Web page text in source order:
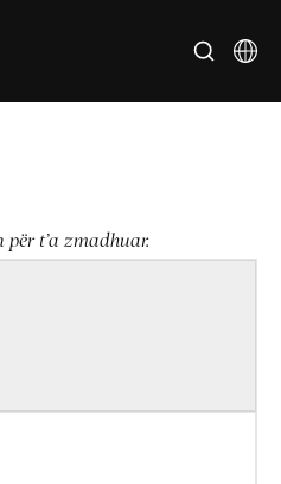
t’a zmadhuar.